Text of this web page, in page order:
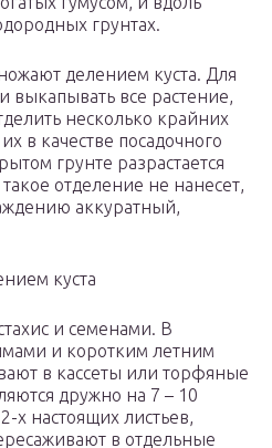
грунтах.
делением куста. Для
выкапывать все растение,
несколько крайних
в качестве посадочного
грунте разрастается
отделение не нанесет,
аккуратный,
куста
и семенами. В
и коротким летним
в кассеты или торфяные
дружно на 7 – 10
х настоящих листьев,
в отдельные